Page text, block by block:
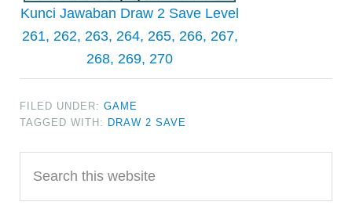
Kunci Jawaban Draw 2 Save Level
261, 262, 263, 264, 265, 266, 267,
268, 269, 270
FILED UNDER:GAME
TAGGED WITH: DRAW 2 SAVE
Primary
Sidebar
this
website